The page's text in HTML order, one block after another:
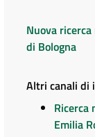
Nuova
di Bologna
Altri canali di
Ricerca
Emilia